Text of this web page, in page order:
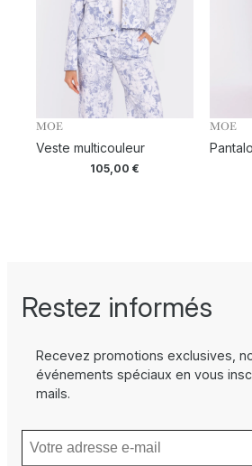
MOE
Veste multicouleur
105,00€
MOE
Restez informés
Recevez promotions exclusives,
événements spéciaux en vous
mails.